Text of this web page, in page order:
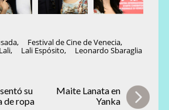
, Festival de Cine de Venecia,
Lali, Lali Espósito, Leonardo Sbaraglia
su
de ropa
Maite Lanata en
Yanka